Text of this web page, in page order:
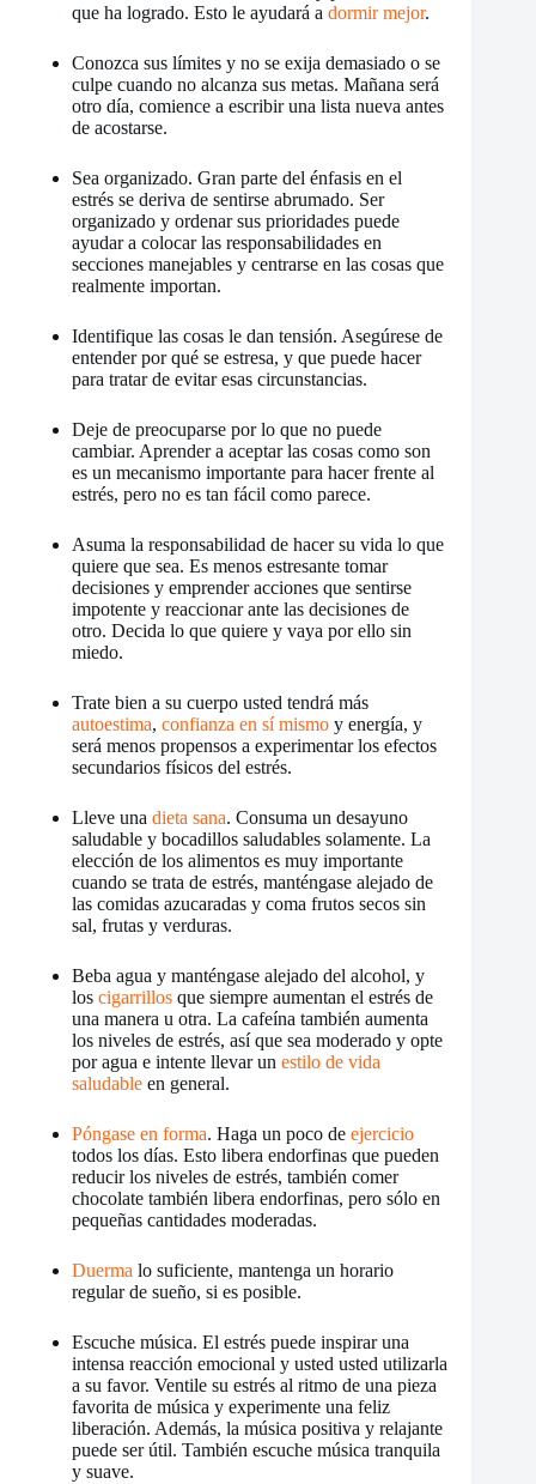
que ha logrado. Esto le ayudará a dormir mejor.
Conozca sus límites y no se exija demasiado o se
culpe cuando no alcanza sus metas. Mañana será
otro día, comience a escribir una lista nueva antes
de acostarse.
Sea organizado. Gran parte del énfasis en el
estrés se deriva de sentirse abrumado. Ser
organizado y ordenar sus prioridades puede
ayudar a colocar las responsabilidades en
secciones manejables y centrarse en las cosas que
realmente importan.
Identifique las cosas le dan tensión. Asegúrese de
entender por qué se estresa, y que puede hacer
para tratar de evitar esas circunstancias.
Deje de preocuparse por lo que no puede
cambiar. Aprender a aceptar las cosas como son
es un mecanismo importante para hacer frente al
estrés, pero no es tan fácil como parece.
Asuma la responsabilidad de hacer su vida lo que
quiere que sea. Es menos estresante tomar
decisiones y emprender acciones que sentirse
impotente y reaccionar ante las decisiones de
otro. Decida lo que quiere y vaya por ello sin
miedo.
Trate bien a su cuerpo usted tendrá más
autoestima, confianza en sí mismo y energía, y
será menos propensos a experimentar los efectos
secundarios físicos del estrés.
Lleve una dieta sana. Consuma un desayuno
saludable y bocadillos saludables solamente. La
elección de los alimentos es muy importante
cuando se trata de estrés, manténgase alejado de
las comidas azucaradas y coma frutos secos sin
sal, frutas y verduras.
Beba agua y manténgase alejado del alcohol, y
los cigarrillos que siempre aumentan el estrés de
una manera u otra. La cafeína también aumenta
los niveles de estrés, así que sea moderado y opte
por agua e intente llevar un estilo de vida
saludable en general.
Póngase en forma. Haga un poco de ejercicio
todos los días. Esto libera endorfinas que pueden
reducir los niveles de estrés, también comer
chocolate también libera endorfinas, pero sólo en
pequeñas cantidades moderadas.
Duerma lo suficiente, mantenga un horario
regular de sueño, si es posible.
Escuche música. El estrés puede inspirar una
intensa reacción emocional y usted usted utilizarla
a su favor. Ventile su estrés al ritmo de una pieza
favorita de música y experimente una feliz
liberación. Además, la música positiva y relajante
puede ser útil. También escuche música tranquila
y suave.